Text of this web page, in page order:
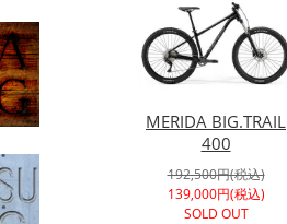
MERIDA BIG.TRAIL
400
192,500円(税込)
139,000円(税込)
SOLD OUT